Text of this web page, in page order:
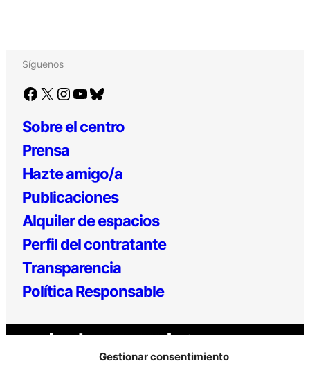
Gestionar consentimiento
Síguenos
Facebook X Instagram YouTube Bluesky
Sobre el centro
Prensa
Hazte amigo/a
Publicaciones
Alquiler de espacios
Perfil del contratante
Transparencia
Política Responsable